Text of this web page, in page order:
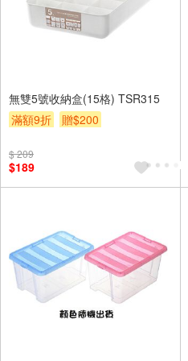
無雙5號收納盒(15格) TSR315
滿額9折
贈$200
$ 209
$189